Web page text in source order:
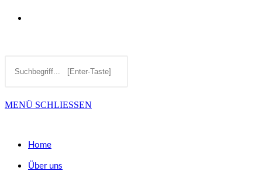
SUCHE
Diese
durchsuchen
MENÜ SCHLIESSEN
Home
Über uns